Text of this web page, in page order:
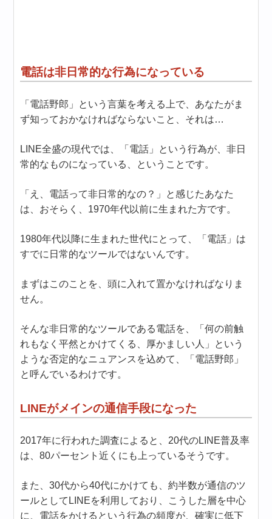
電話は非日常的な行為になっている
「電話野郎」という言葉を考える上で、あなたがま
ず知っておかなければならないこと、それは…
LINE全盛の現代では、「電話」という行為が、非日
常的なものになっている、ということです。
「え、電話って非日常的なの？」と感じたあなた
は、おそらく、1970年代以前に生まれた方です。
1980年代以降に生まれた世代にとって、「電話」は
すでに日常的なツールではないんです。
まずはこのことを、頭に入れて置かなければなりま
せん。
そんな非日常的なツールである電話を、「何の前触
れもなく平然とかけてくる、厚かましい人」という
ような否定的なニュアンスを込めて、「電話野郎」
と呼んでいるわけです。
LINEがメインの通信手段になった
2017年に行われた調査によると、20代のLINE普及率
は、80パーセント近くにも上っているそうです。
また、30代から40代にかけても、約半数が通信のツ
ールとしてLINEを利用しており、こうした層を中心
に、電話をかけるという行為の頻度が、確実に低下